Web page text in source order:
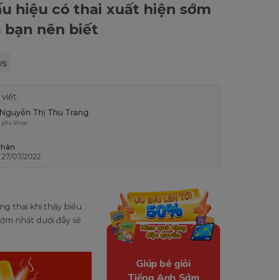
hiệu có thai xuất hiện sớm
bạn nên biết
Thị Thu Trang
phụ khoa
07/2022
thai khi thấy biểu
nhất dưới đây sẽ
Giúp bé giỏi